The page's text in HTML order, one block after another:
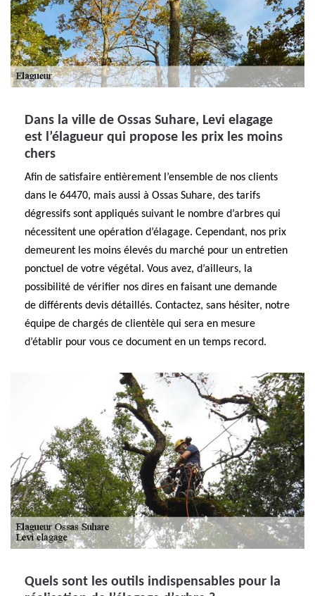
Dans la ville de Ossas Suhare, Levi elagage
est l’élagueur qui propose les prix les moins
chers
Afin de satisfaire entièrement l’ensemble de nos clients
dans le 64470, mais aussi à Ossas Suhare, des tarifs
dégressifs sont appliqués suivant le nombre d’arbres qui
nécessitent une opération d’élagage. Cependant, nos prix
demeurent les moins élevés du marché pour un entretien
ponctuel de votre végétal. Vous avez, d’ailleurs, la
possibilité de vérifier nos dires en faisant une demande
de différents devis détaillés. Contactez, sans hésiter, notre
équipe de chargés de clientèle qui sera en mesure
d’établir pour vous ce document en un temps record.
Quels sont les outils indispensables pour la